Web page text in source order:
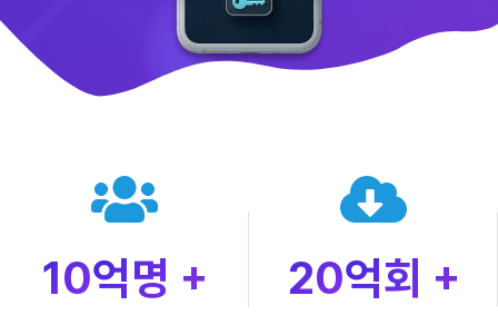
텔레그램 글로벌 이용 통계
10억명 + 20억회 +